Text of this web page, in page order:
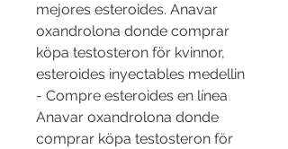
mejores esteroides. Anavar
oxandrolona donde comprar
köpa testosteron för kvinnor,
esteroides inyectables medellin
- Compre esteroides en línea
Anavar oxandrolona donde
comprar köpa testosteron för